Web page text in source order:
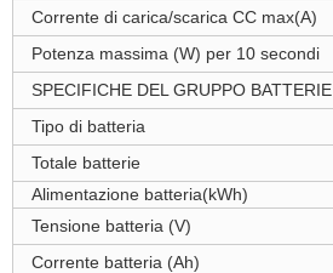
Corrente di carica/scarica CC max(A)
Potenza massima (W) per 10 secondi
SPECIFICHE DEL GRUPPO BATTERIE
Tipo di batteria
Totale batterie
Alimentazione batteria(kWh)
Tensione batteria (V)
Corrente batteria (Ah)